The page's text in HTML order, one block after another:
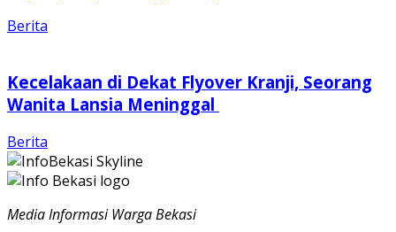
Berita
Kecelakaan di Dekat Flyover Kranji, Seorang
Wanita Lansia Meninggal
Berita
Media Informasi Warga Bekasi